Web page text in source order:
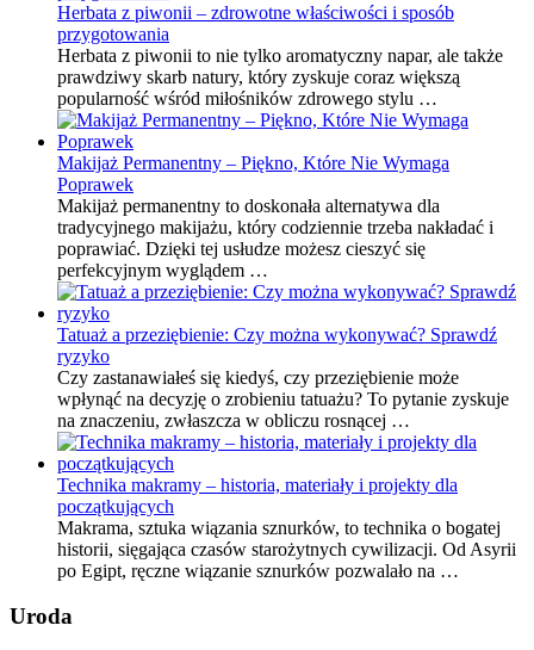
Herbata z piwonii – zdrowotne właściwości i sposób
przygotowania
Herbata z piwonii to nie tylko aromatyczny napar, ale także
prawdziwy skarb natury, który zyskuje coraz większą
popularność wśród miłośników zdrowego stylu …
Makijaż Permanentny – Piękno, Które Nie Wymaga
Poprawek
Makijaż permanentny to doskonała alternatywa dla
tradycyjnego makijażu, który codziennie trzeba nakładać i
poprawiać. Dzięki tej usłudze możesz cieszyć się
perfekcyjnym wyglądem …
Tatuaż a przeziębienie: Czy można wykonywać? Sprawdź
ryzyko
Czy zastanawiałeś się kiedyś, czy przeziębienie może
wpłynąć na decyzję o zrobieniu tatuażu? To pytanie zyskuje
na znaczeniu, zwłaszcza w obliczu rosnącej …
Technika makramy – historia, materiały i projekty dla
początkujących
Makrama, sztuka wiązania sznurków, to technika o bogatej
historii, sięgająca czasów starożytnych cywilizacji. Od Asyrii
po Egipt, ręczne wiązanie sznurków pozwalało na …
Uroda